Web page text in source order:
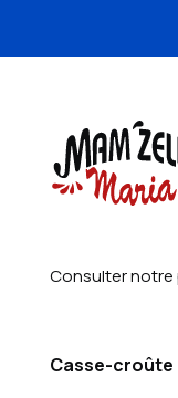
Consulter
Casse-croûte